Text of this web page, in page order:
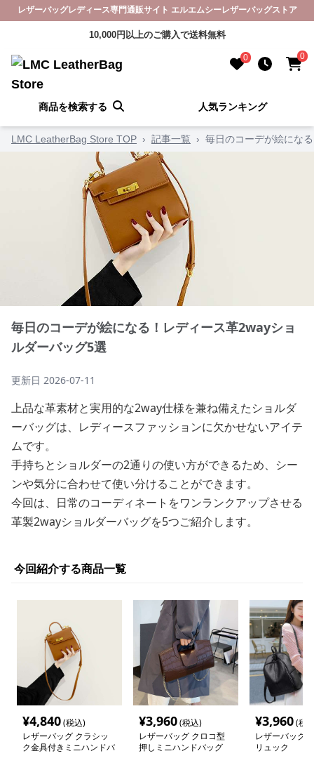
レザーバッグレディース専門通販サイト エルエムシーレザーバッグストア
10,000円以上のご購入で送料無料
0 0
商品を検索する 人気ランキング
LMC LeatherBag Store TOP › 記事一覧 › 毎日のコーデが絵にな
毎日のコーデが絵になる！レディース革2wayショ
ルダーバッグ5選
更新日 2026-07-11
上品な革素材と実用的な2way仕様を兼ね備えたショルダ
ーバッグは、レディースファッションに欠かせないアイテ
ムです。
手持ちとショルダーの2通りの使い方ができるため、シー
ンや気分に合わせて使い分けることができます。
今回は、日常のコーディネートをワンランクアップさせる
革製2wayショルダーバッグを5つご紹介します。
今回紹介する商品一覧
¥4,840(税込)
レザーバッグ クラシッ
ク金具付きミニハンドバ
¥3,960(税込)
レザーバッグ クロコ型
押しミニハンドバッグ
¥3,960(税
レザーバッグ
リュック